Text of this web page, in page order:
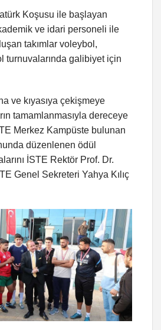
Koşusu ile başlayan
ve idari personeli ile
takımlar voleybol,
turnuvalarında galibiyet için
ve kıyasıya çekişmeye
tamamlanmasıyla dereceye
Merkez Kampüste bulunan
düzenlenen ödül
İSTE Rektör Prof. Dr.
Genel Sekreteri Yahya Kılıç